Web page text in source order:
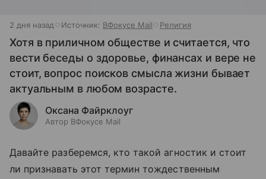
2 дня назад Источник: ВФокусе Mail Религия
Хотя в приличном обществе и считается, что
вести беседы о здоровье, финансах и вере не
стоит, вопрос поисков смысла жизни бывает
актуальным в любом возрасте.
Оксана Файрклоуг
Автор ВФокусе Mail
Давайте разберемся, кто такой агностик и стоит
ли признавать этот термин тождественным